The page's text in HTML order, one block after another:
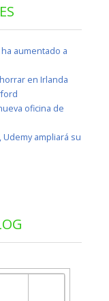
aumentado a
en Irlanda
oficina de
ampliará su